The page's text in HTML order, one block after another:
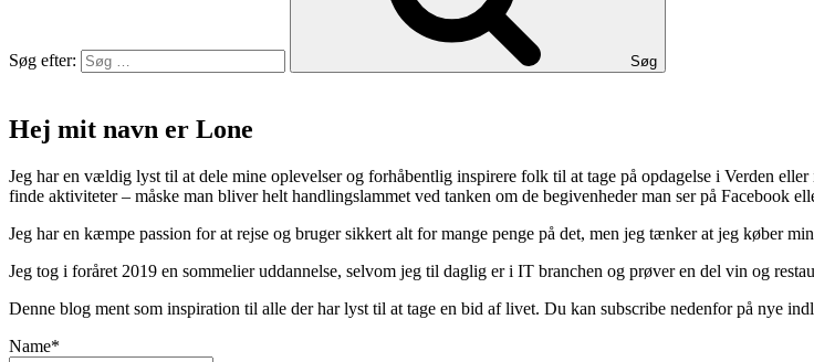
Søg efter: Søg
Hej mit navn er Lone
Jeg har en vældig lyst til at dele mine oplevelser og forhåbentlig inspirere folk til at tage på opdagelse i Verden
finde aktiviteter – måske man bliver helt handlingslammet ved tanken om de begivenheder man ser på Facebook
Jeg har en kæmpe passion for at rejse og bruger sikkert alt for mange penge på det, men jeg tænker at jeg køber
Jeg tog i foråret 2019 en sommelier uddannelse, selvom jeg til daglig er i IT branchen og prøver en del vin og
Denne blog ment som inspiration til alle der har lyst til at tage en bid af livet. Du kan subscribe nedenfor på nye
Name*